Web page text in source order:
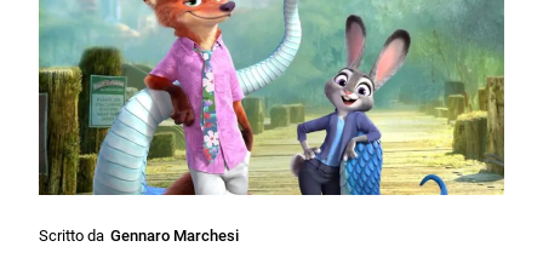
Scritto da Gennaro Marchesi